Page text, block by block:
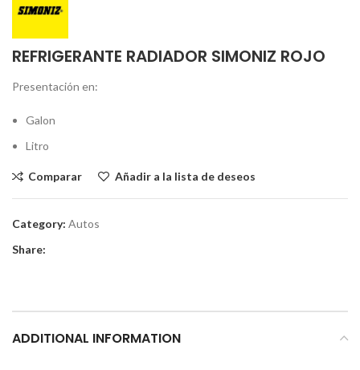
REFRIGERANTE RADIADOR SIMONIZ ROJO
Presentación en:
Galon
Litro
Comparar Añadir a la lista de deseos
Category: Autos
Share:
ADDITIONAL INFORMATION